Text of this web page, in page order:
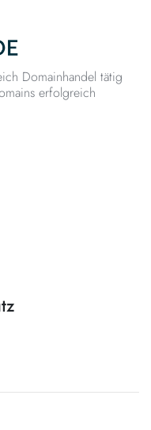
Domainhandel tätig
erfolgreich